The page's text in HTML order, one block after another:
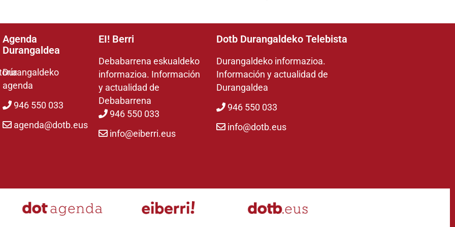
Agenda
Durangaldea
Durangaldeko
agenda
946 550 033
agenda@dotb.eus
EI! Berri
Debabarrena eskualdeko
informazioa. Información
y actualidad de
Debabarrena
946 550 033
info@eiberri.eus
Dotb Durangaldeko Telebista
Durangaldeko informazioa.
Información y actualidad de
Durangaldea
946 550 033
info@dotb.eus